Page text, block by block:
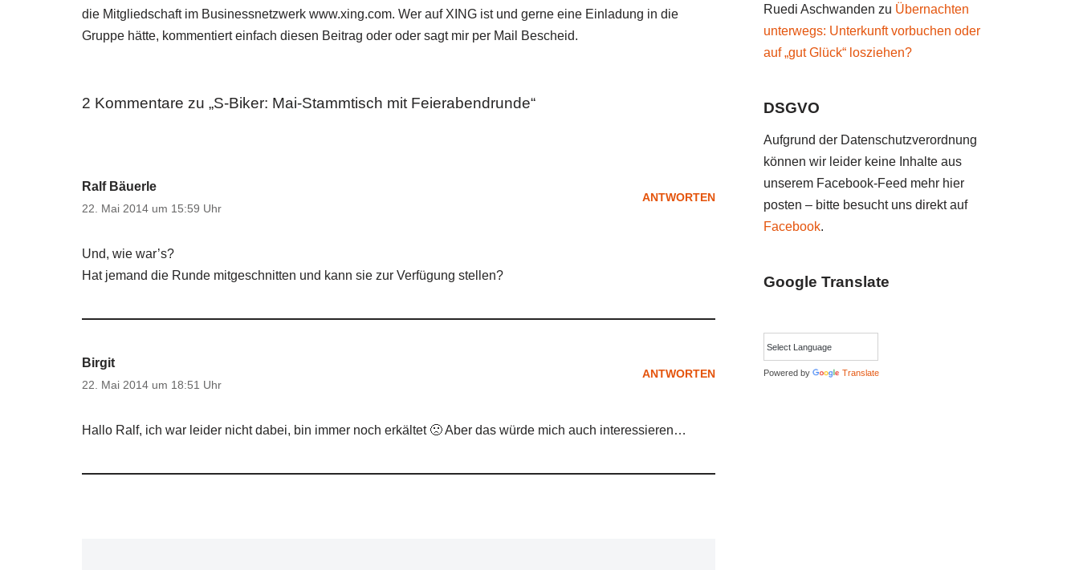
die Mitgliedschaft im Businessnetzwerk www.xing.com. Wer auf XING ist und gerne eine Einladung in die
Gruppe hätte, kommentiert einfach diesen Beitrag oder oder sagt mir per Mail Bescheid.
2 Kommentare zu „S-Biker: Mai-Stammtisch mit Feierabendrunde“
Ralf Bäuerle
22. Mai 2014 um 15:59 Uhr
ANTWORTEN
Und, wie war’s?
Hat jemand die Runde mitgeschnitten und kann sie zur Verfügung stellen?
Birgit
22. Mai 2014 um 18:51 Uhr
ANTWORTEN
Hallo Ralf, ich war leider nicht dabei, bin immer noch erkältet 🙁 Aber das würde mich auch interessieren…
Ruedi Aschwanden zu Übernachten
unterwegs: Unterkunft vorbuchen oder
auf „gut Glück“ losziehen?
DSGVO
Aufgrund der Datenschutzverordnung
können wir leider keine Inhalte aus
unserem Facebook-Feed mehr hier
posten – bitte besucht uns direkt auf
Facebook.
Google Translate
Powered by Translate